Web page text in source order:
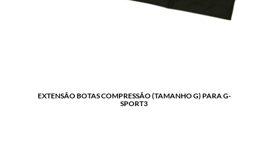
EXTENSÃO BOTAS COMPRESSÃO (TAMANHO G) PARA G-
SPORT3